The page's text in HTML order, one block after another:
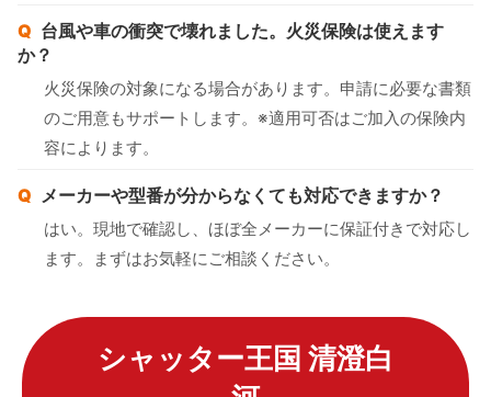
台風や車の衝突で壊れました。火災保険は使えます
か？
火災保険の対象になる場合があります。申請に必要な書類
のご用意もサポートします。※適用可否はご加入の保険内
容によります。
メーカーや型番が分からなくても対応できますか？
はい。現地で確認し、ほぼ全メーカーに保証付きで対応し
ます。まずはお気軽にご相談ください。
シャッター王国 清澄白